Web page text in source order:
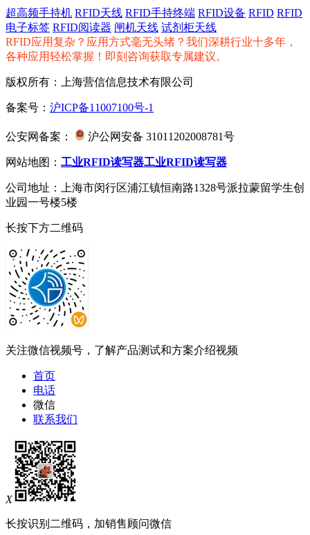
超高频手持机 RFID天线 RFID手持终端 RFID设备 RFID RFID
电子标签 RFID阅读器 闸机天线 试剂柜天线
RFID应用复杂？应用方式毫无头绪？我们深耕行业十多年，
各种应用轻松掌握！即刻咨询获取专属建议。
版权所有：上海营信信息技术有限公司
备案号： 沪ICP备11007100号-1
公安网备案： 沪公网安备 31011202008781号
网站地图： 工业RFID读写器工业RFID读写器
公司地址：上海市闵行区浦江镇恒南路1328号派拉蒙留学生创
业园一号楼5楼
长按下方二维码
关注微信视频号，了解产品测试和方案介绍视频
首页
电话
微信
联系我们
X
长按识别二维码，加销售顾问微信